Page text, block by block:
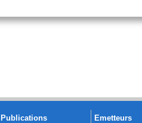
Publications Emetteurs